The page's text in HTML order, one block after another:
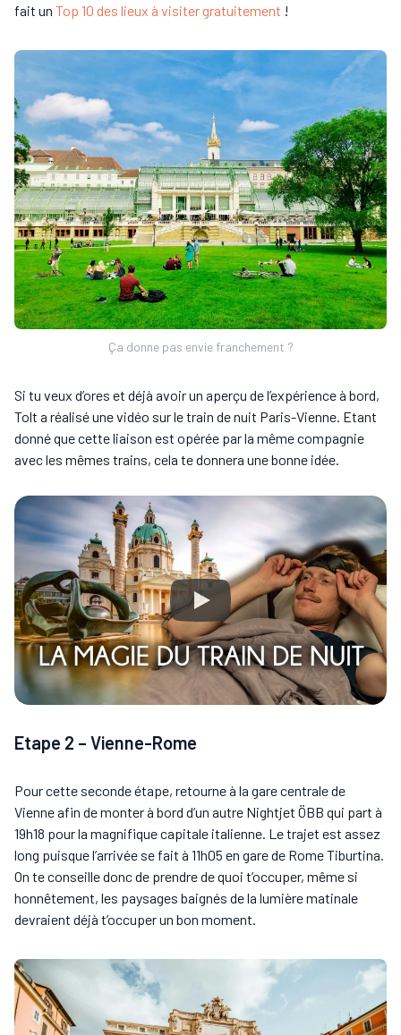
fait un Top 10 des lieux à visiter gratuitement !
Ça donne pas envie franchement ?
Si tu veux d’ores et déjà avoir un aperçu de l’expérience à bord,
Tolt a réalisé une vidéo sur le train de nuit Paris-Vienne. Etant
donné que cette liaison est opérée par la même compagnie
avec les mêmes trains, cela te donnera une bonne idée.
Etape 2 – Vienne-Rome
Pour cette seconde étape, retourne à la gare centrale de
Vienne afin de monter à bord d’un autre Nightjet ÖBB qui part à
19h18 pour la magnifique capitale italienne. Le trajet est assez
long puisque l’arrivée se fait à 11h05 en gare de Rome Tiburtina.
On te conseille donc de prendre de quoi t’occuper, même si
honnêtement, les paysages baignés de la lumière matinale
devraient déjà t’occuper un bon moment.